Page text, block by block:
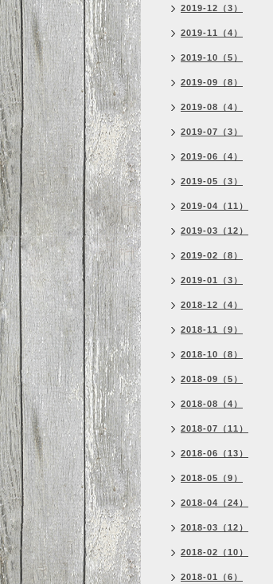
2019-12（3）
2019-11（4）
2019-10（5）
2019-09（8）
2019-08（4）
2019-07（3）
2019-06（4）
2019-05（3）
2019-04（11）
2019-03（12）
2019-02（8）
2019-01（3）
2018-12（4）
2018-11（9）
2018-10（8）
2018-09（5）
2018-08（4）
2018-07（11）
2018-06（13）
2018-05（9）
2018-04（24）
2018-03（12）
2018-02（10）
2018-01（6）